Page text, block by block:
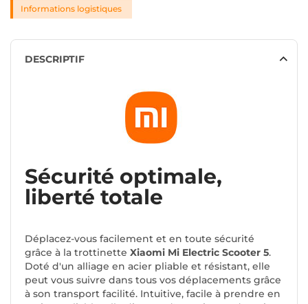
Informations logistiques
DESCRIPTIF
Sécurité optimale,
liberté totale
Déplacez-vous facilement et en toute sécurité
grâce à la trottinette Xiaomi Mi Electric Scooter 5.
Doté d'un alliage en acier pliable et résistant, elle
peut vous suivre dans tous vos déplacements grâce
à son transport facilité. Intuitive, facile à prendre en